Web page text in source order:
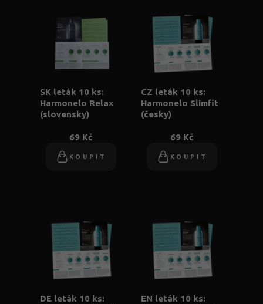
SK leták 10 ks:
Harmonelo Relax
(slovensky)
69 Kč
KOUPIT
CZ leták 10 ks:
Harmonelo Slimfit
(česky)
69 Kč
KOUPIT
DE leták 10 ks:
EN leták 10 ks: